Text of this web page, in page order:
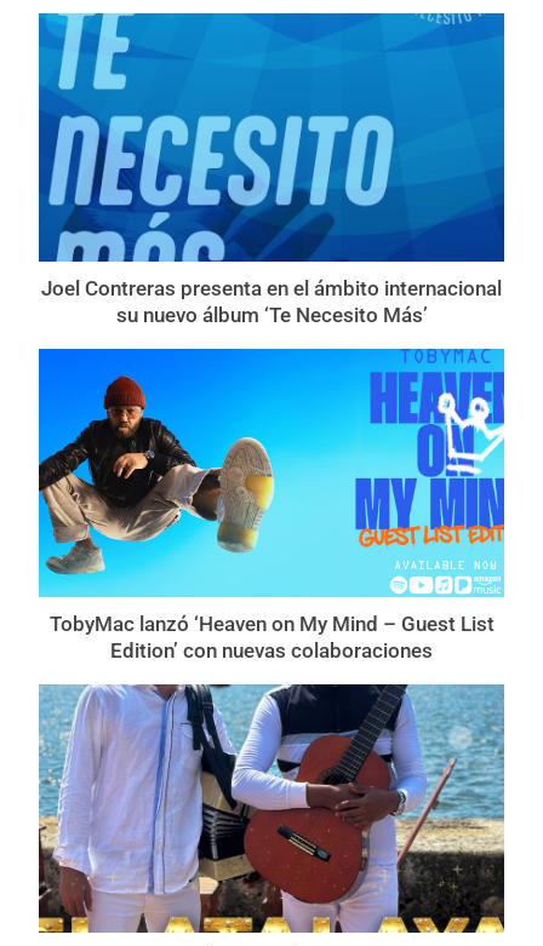
Joel Contreras presenta en el ámbito internacional
su nuevo álbum ‘Te Necesito Más’
TobyMac lanzó ‘Heaven on My Mind – Guest List
Edition’ con nuevas colaboraciones